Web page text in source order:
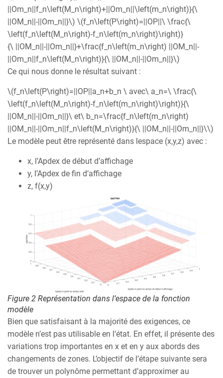
||Om_n||f_n\left(M_n\right)+||Om_n||\left(m_n\right)}{\
||OM_n||-||Om_n||}\) \(f_n\left(P\right)=||OP||\ \frac{\
\left(f_n\left(M_n\right)-f_n\left(m_n\right)\right)}
{\ ||OM_n||-||Om_n||}+\frac{f_n\left(m_n\right) ||OM_n||-
||Om_n||f_n\left(M_n\right)}{\ ||OM_n||-||Om_n||}\)
Ce qui nous donne le résultat suivant :
\(f_n\left(P\right)=||OP||a_n+b_n \ avec\ a_n=\ \frac{\
\left(f_n\left(M_n\right)-f_n\left(m_n\right)\right)}{\
||OM_n||-||Om_n||}\ et\ b_n=\frac{f_n\left(m_n\right)
||OM_n||-||Om_n||f_n\left(M_n\right)}{\ ||OM_n||-||Om_n||}\\)
Le modèle peut être représenté dans lespace (x,y,z) avec :
x, l’Apdex de début d’affichage
y, l’Apdex de fin d’affichage
z, f(x,y)
Figure 2 Représentation dans l’espace de la fonction
modèle
Bien que satisfaisant à la majorité des exigences, ce
modèle n’est pas utilisable en l’état. En effet, il présente des
variations trop importantes en x et en y aux abords des
changements de zones. L’objectif de l’étape suivante sera
de trouver un polynôme permettant d’approximer au